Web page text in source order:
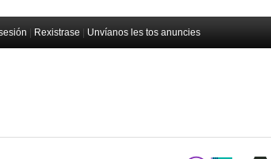
Rexistrase Unvíanos les tos anuncies